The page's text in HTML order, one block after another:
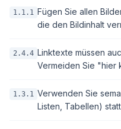
1.1.1 Fügen Sie allen
die den Bildinhalt
2.4.4 Linktexte müssen
Vermeiden Sie "hier
1.3.1 Verwenden Sie
Listen, Tabellen)